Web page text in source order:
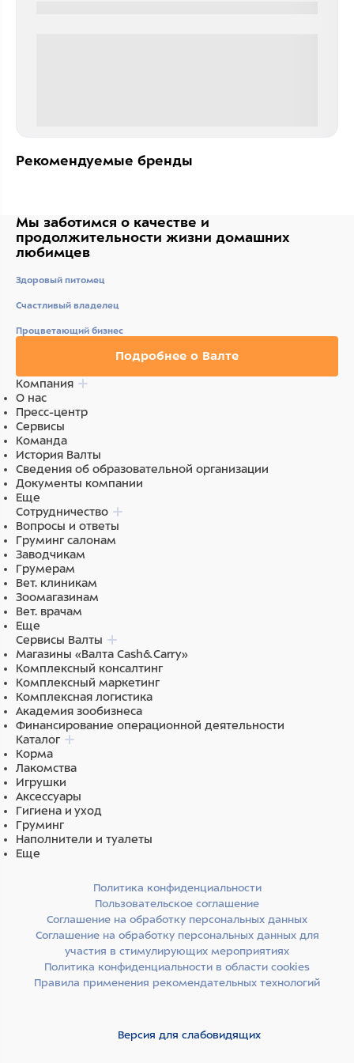
Рекомендуемые бренды
Мы заботимся о качестве и
продолжительности жизни домашних
любимцев
Здоровый питомец
Счастливый владелец
Процветающий бизнес
Подробнее о Валте
Компания
О нас
Пресс-центр
Сервисы
Команда
История Валты
Сведения об образовательной организации
Документы компании
Еще
Сотрудничество
Вопросы и ответы
Груминг салонам
Заводчикам
Грумерам
Вет. клиникам
Зоомагазинам
Вет. врачам
Еще
Сервисы Валты
Магазины «Валта Cash&Carry»
Комплексный консалтинг
Комплексный маркетинг
Комплексная логистика
Академия зообизнеса
Финансирование операционной деятельности
Каталог
Корма
Лакомства
Игрушки
Аксессуары
Гигиена и уход
Груминг
Наполнители и туалеты
Еще
Политика конфиденциальности
Пользовательское соглашение
Соглашение на обработку персональных данных
Соглашение на обработку персональных данных для
участия в стимулирующих мероприятиях
Политика конфиденциальности в области cookies
Правила применения рекомендательных технологий
Версия для слабовидящих